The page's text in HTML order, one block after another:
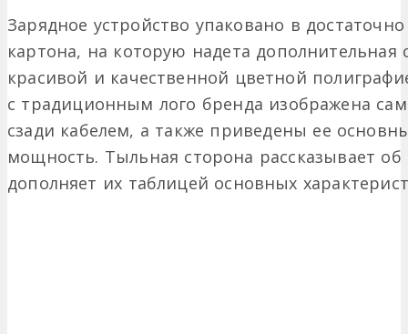
Зарядное устройство упаковано в
картона, на которую надета дополнительная
красивой и качественной цветной
с традиционным лого бренда изображена
сзади кабелем, а также приведены ее
мощность. Тыльная сторона рассказывает
дополняет их таблицей основных